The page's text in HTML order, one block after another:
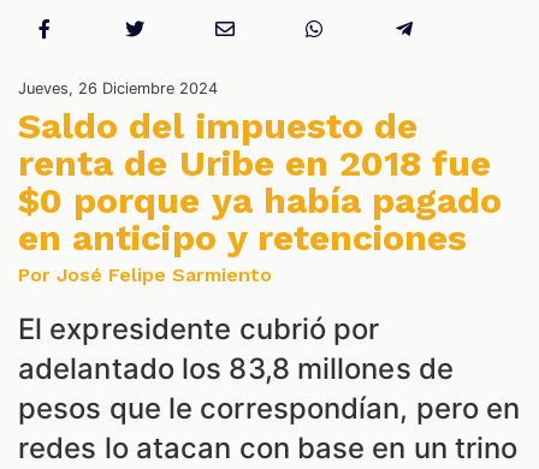
Jueves, 26 Diciembre 2024
Saldo del impuesto de
renta de Uribe en 2018 fue
$0 porque ya había pagado
en anticipo y retenciones
Por José Felipe Sarmiento
El expresidente cubrió por
adelantado los 83,8 millones de
pesos que le correspondían, pero en
redes lo atacan con base en un trino